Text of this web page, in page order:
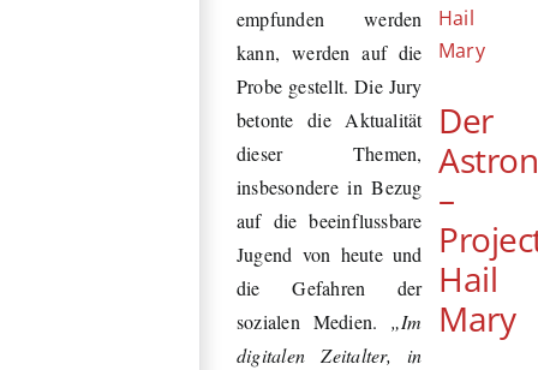
empfunden werden
kann, werden auf die
Probe gestellt. Die Jury
betonte die Aktualität
dieser Themen,
insbesondere in Bezug
auf die beeinflussbare
Jugend von heute und
die Gefahren der
sozialen Medien. „Im
digitalen Zeitalter, in
Der
–
Hail
Mary